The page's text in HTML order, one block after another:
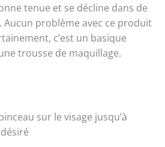
tenue et se décline dans de
problème avec ce produit
c’est un basique
trousse de maquillage.
sur le visage jusqu’à